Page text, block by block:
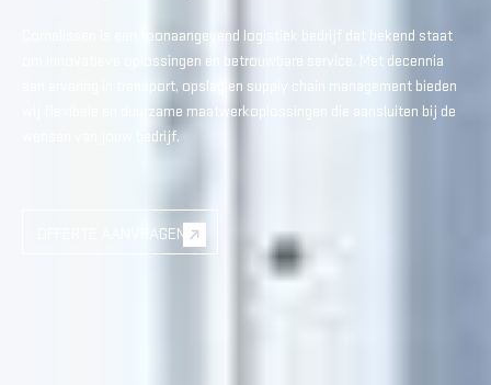
Cornelissen is een toonaangevend logistiek bedrijf dat bekend staat
om innovatieve oplossingen en betrouwbare service. Met decennia
aan ervaring in transport, opslag en supply chain management bieden
wij flexibele en duurzame maatwerkoplossingen die aansluiten bij de
wensen van jouw bedrijf.
OFFERTE AANVRAGEN